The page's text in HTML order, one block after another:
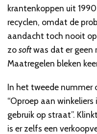
krantenkoppen uit
recyclen, omdat de
aandacht toch nooit
zosoftwas dat er geen
Maatregelen bleken
In het tweede nummer
“Oproep aan
gebruik op straat”.
is er zelfs een